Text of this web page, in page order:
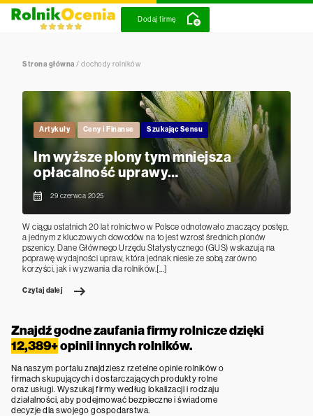
Dodaj firmę
Strona główna / dochody rolników
Artykuły Ceny i Finanse Szukając Sensu
Im wyższe plony tym mniejsza
opłacalność uprawy…
29 czerwca 2025
W ciągu ostatnich 20 lat rolnictwo w Polsce odnotowało znaczący postęp,
a jednym z kluczowych dowodów na to jest wzrost średnich plonów
pszenicy. Dane Głównego Urzędu Statystycznego (GUS) wskazują na
poprawę wydajności upraw, która jednak niesie ze sobą zarówno
korzyści, jak i wyzwania dla rolników.[…]
Czytaj dalej
Znajdź godne zaufania firmy rolnicze dzięki
12,389+opinii innych rolników.
Na naszym portalu znajdziesz rzetelne opinie rolników o
firmach skupujących i dostarczających produkty rolne
oraz usługi. Wyszukaj firmy według lokalizacji i rodzaju
działalności, aby podejmować bezpieczne i świadome
decyzje dla swojego gospodarstwa.